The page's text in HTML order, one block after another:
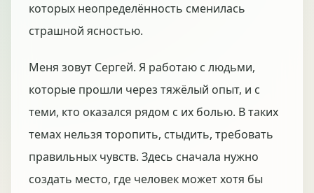
которых неопределённость сменилась
страшной ясностью.
Меня зовут Сергей. Я работаю с людьми,
которые прошли через тяжёлый опыт, и с
теми, кто оказался рядом с их болью. В таких
темах нельзя торопить, стыдить, требовать
правильных чувств. Здесь сначала нужно
создать место, где человек может хотя бы